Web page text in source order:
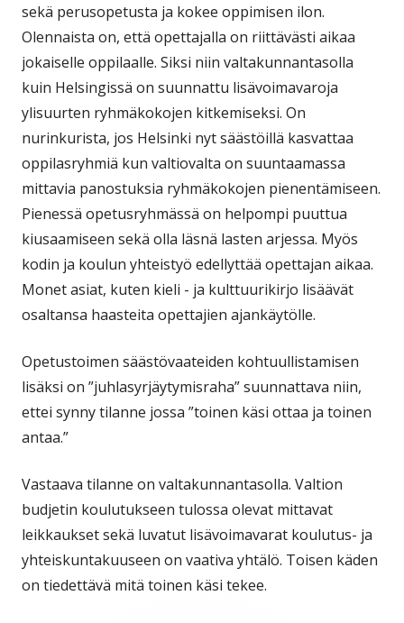
sekä perusopetusta ja kokee oppimisen ilon.
Olennaista on, että opettajalla on riittävästi aikaa
jokaiselle oppilaalle. Siksi niin valtakunnantasolla
kuin Helsingissä on suunnattu lisävoimavaroja
ylisuurten ryhmäkokojen kitkemiseksi. On
nurinkurista, jos Helsinki nyt säästöillä kasvattaa
oppilasryhmiä kun valtiovalta on suuntaamassa
mittavia panostuksia ryhmäkokojen pienentämiseen.
Pienessä opetusryhmässä on helpompi puuttua
kiusaamiseen sekä olla läsnä lasten arjessa. Myös
kodin ja koulun yhteistyö edellyttää opettajan aikaa.
Monet asiat, kuten kieli - ja kulttuurikirjo lisäävät
osaltansa haasteita opettajien ajankäytölle.
Opetustoimen säästövaateiden kohtuullistamisen
lisäksi on ”juhlasyrjäytymisraha” suunnattava niin,
ettei synny tilanne jossa ”toinen käsi ottaa ja toinen
antaa.”
Vastaava tilanne on valtakunnantasolla. Valtion
budjetin koulutukseen tulossa olevat mittavat
leikkaukset sekä luvatut lisävoimavarat koulutus- ja
yhteiskuntakuuseen on vaativa yhtälö. Toisen käden
on tiedettävä mitä toinen käsi tekee.